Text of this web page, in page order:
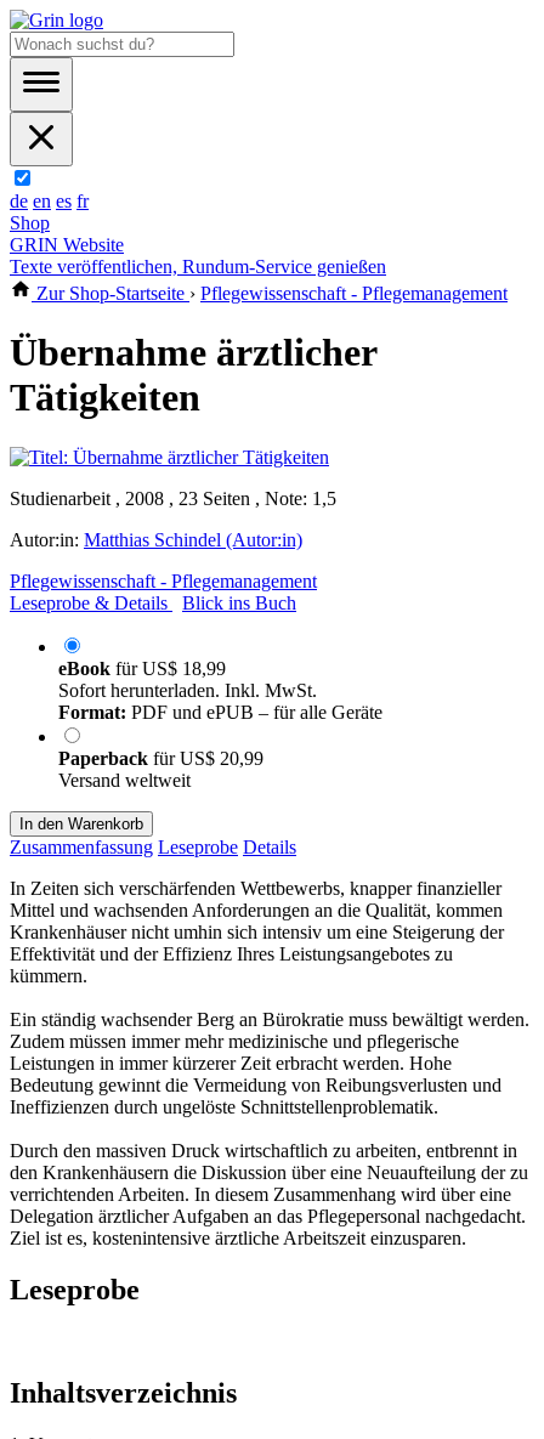
de en es fr
Shop
GRIN Website
Texte veröffentlichen, Rundum-Service genießen
Zur Shop-Startseite › Pflegewissenschaft - Pflegemanagement
Übernahme ärztlicher
Tätigkeiten
Studienarbeit , 2008 , 23 Seiten , Note: 1,5
Autor:in: Matthias Schindel (Autor:in)
Pflegewissenschaft - Pflegemanagement
Leseprobe & Details
Blick ins Buch
eBook fürUS$ 18,99
Sofort herunterladen. Inkl. MwSt.
Format: PDF und ePUB – für alle Geräte
Paperback fürUS$ 20,99
Versand weltweit
In den Warenkorb
Zusammenfassung Leseprobe Details
In Zeiten sich verschärfenden Wettbewerbs, knapper finanzieller
Mittel und wachsenden Anforderungen an die Qualität, kommen
Krankenhäuser nicht umhin sich intensiv um eine Steigerung der
Effektivität und der Effizienz Ihres Leistungsangebotes zu
kümmern.
Ein ständig wachsender Berg an Bürokratie muss bewältigt werden.
Zudem müssen immer mehr medizinische und pflegerische
Leistungen in immer kürzerer Zeit erbracht werden. Hohe
Bedeutung gewinnt die Vermeidung von Reibungsverlusten und
Ineffizienzen durch ungelöste Schnittstellenproblematik.
Durch den massiven Druck wirtschaftlich zu arbeiten, entbrennt in
den Krankenhäusern die Diskussion über eine Neuaufteilung der zu
verrichtenden Arbeiten. In diesem Zusammenhang wird über eine
Delegation ärztlicher Aufgaben an das Pflegepersonal nachgedacht.
Ziel ist es, kostenintensive ärztliche Arbeitszeit einzusparen.
Leseprobe
Inhaltsverzeichnis